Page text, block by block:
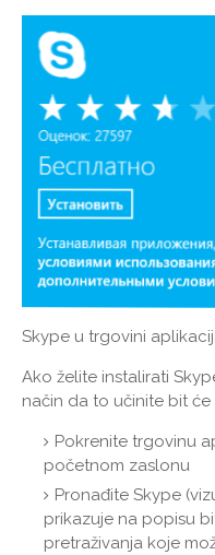
Skype u trgovini
Ako želite instalirati
način da to učinite bit će
Pokrenite trgovinu
početnom zaslonu
Pronađite Skype
prikazuje na popisu
pretraživanja koje